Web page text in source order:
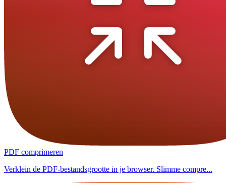
PDF comprimeren
Verklein de PDF-bestandsgrootte in je browser. Slimme compre...